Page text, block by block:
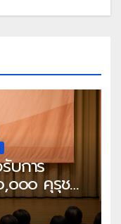
บการ
,๐๐๐ คุรุชน
สถานศึกษา